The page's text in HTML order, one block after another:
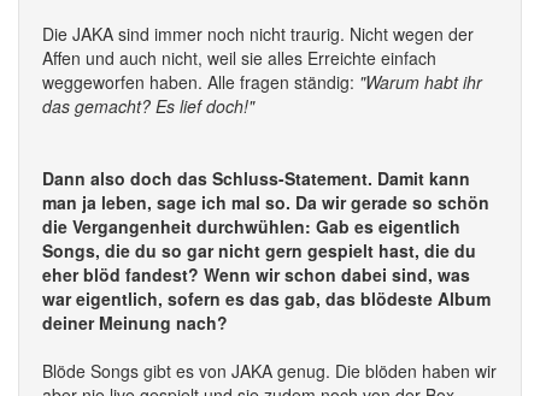
Die JAKA sind immer noch nicht traurig. Nicht wegen der
Affen und auch nicht, weil sie alles Erreichte einfach
weggeworfen haben. Alle fragen ständig: "Warum habt ihr
das gemacht? Es lief doch!"
Dann also doch das Schluss-Statement. Damit kann
man ja leben, sage ich mal so. Da wir gerade so schön
die Vergangenheit durchwühlen: Gab es eigentlich
Songs, die du so gar nicht gern gespielt hast, die du
eher blöd fandest? Wenn wir schon dabei sind, was
war eigentlich, sofern es das gab, das blödeste Album
deiner Meinung nach?
Blöde Songs gibt es von JAKA genug. Die blöden haben wir